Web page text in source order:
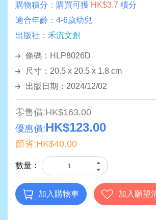
購物積分： 購買可獲 HK$3.7 積分
適合年齡： 4-6歲幼兒
出版社： 禾流文創
條碼：HLP8026D
尺寸：20.5 x 20.5 x 1.8 cm
出版日期：2024/12/02
零售價:HK$163.00
優惠價:HK$123.00
節省:HK$40.00
數量：
加入購物車 加入願望